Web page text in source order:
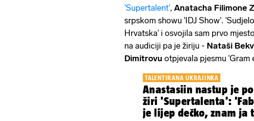
'Supertalent', Anatacha Filimone
srpskom showu 'IDJ Show'.
Hrvatska' i osvojila sam prvo
na audiciji pa je žiriju - Nataši
Dimitrovu otpjevala pjesmu 'Gram
TALENTIRANA UKRAJINKA
Anastasiin nastup je
žiri 'Supertalenta':
je lijep dečko, znam ja